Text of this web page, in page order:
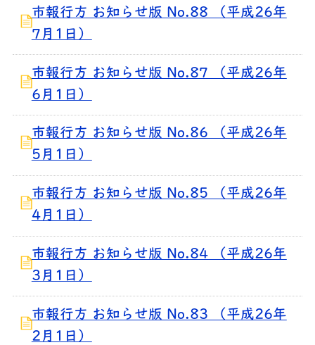
市報行方 お知らせ版 No.88 （平成26年
7月1日）
市報行方 お知らせ版 No.87 （平成26年
6月1日）
市報行方 お知らせ版 No.86 （平成26年
5月1日）
市報行方 お知らせ版 No.85 （平成26年
4月1日）
市報行方 お知らせ版 No.84 （平成26年
3月1日）
市報行方 お知らせ版 No.83 （平成26年
2月1日）